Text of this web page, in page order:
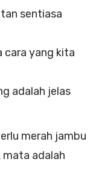
sentiasa
cara yang kita
adalah jelas
merah jambu
mata adalah